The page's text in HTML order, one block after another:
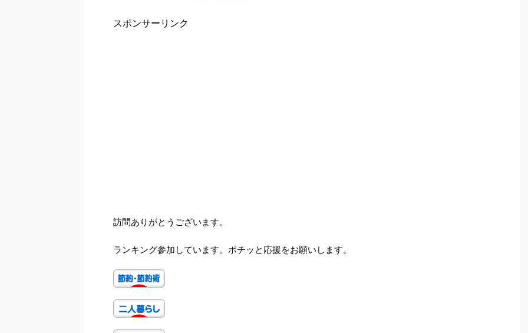
スポンサーリンク
訪問ありがとうございます。
ランキング参加しています。ポチッと応援をお願いします。